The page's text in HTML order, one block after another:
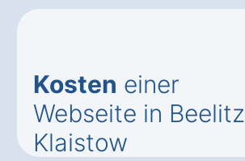
Kosten einer
Webseite in Beelitz
Klaistow